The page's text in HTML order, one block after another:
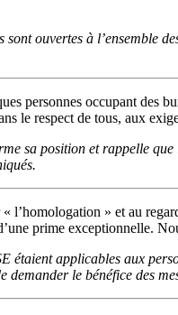
sont ouvertes à l’ensemble
personnes occupant des
le respect de tous, aux
sa position et rappelle
l’homologation » et au
prime exceptionnelle.
étaient applicables aux
le bénéfice des